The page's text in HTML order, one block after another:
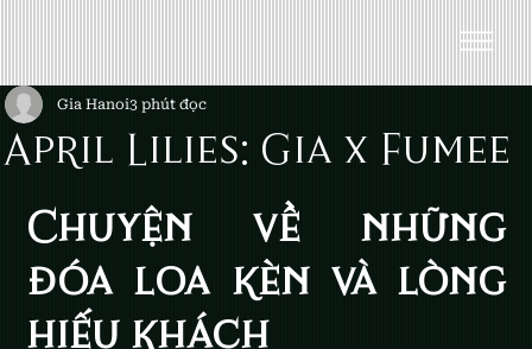
April Lilies: Gia x Fumee
Gia Hanoi3 phút đọc
Chuyện về những
đóa loa kèn và lòng
hiếu khách